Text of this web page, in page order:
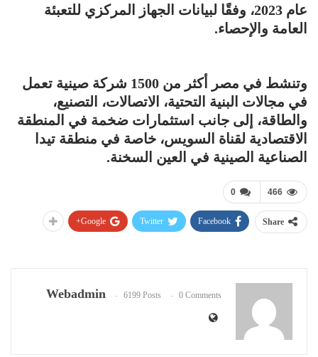
عام 2023، وفقًا لبيانات الجهاز المركزي للتعبئة
العامة والإحصاء.
وتنشط في مصر أكثر من 1500 شركة صينية تعمل
في مجالات البنية التحتية، الاتصالات، التصنيع،
والطاقة، إلى جانب استثمارات ضخمة في المنطقة
الاقتصادية لقناة السويس، خاصة في منطقة تيدا
الصناعية الصينية في العين السخنة.
0 466
Share
Facebook
Twitter
Google+
Webadmin 6199 Posts 0 Comments